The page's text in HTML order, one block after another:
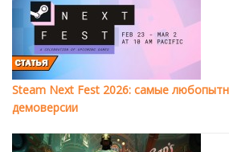
Steam Next Fest 2026: самые
демоверсии